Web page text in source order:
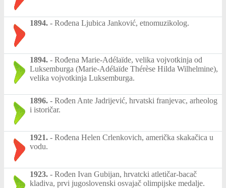
1894. - Rođena Ljubica Janković, etnomuzikolog.
1894. - Rođena Marie-Adélaïde, velika vojvotkinja od
Luksemburga (Marie-Adélaïde Thérèse Hilda Wilhelmine),
velika vojvotkinja Luksemburga.
1896. - Rođen Ante Jadrijević, hrvatski franjevac, arheolog
i istoričar.
1921. - Rođena Helen Crlenkovich, američka skakačica u
vodu.
1923. - Rođen Ivan Gubijan, hrvatcki atletičar-bacač
kladiva, prvi jugoslovenski osvajač olimpijske medalje.